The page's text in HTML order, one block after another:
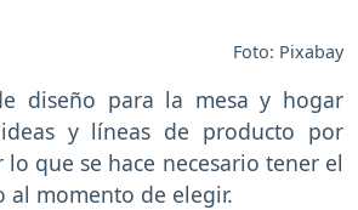
Foto: Pixabay
diseño para la mesa y hogar
y líneas de producto por
lo que se hace necesario tener el
al momento de elegir.